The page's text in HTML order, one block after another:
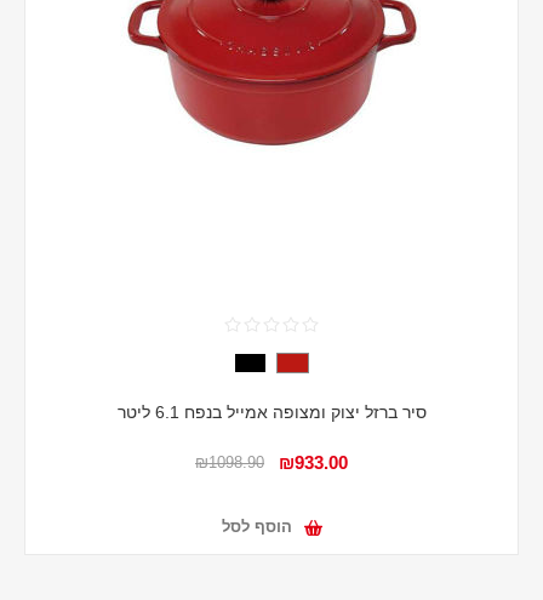
סיר ברזל יצוק ומצופה אמייל בנפח 6.1 ליטר
₪933.00
₪1098.90
הוסף לסל